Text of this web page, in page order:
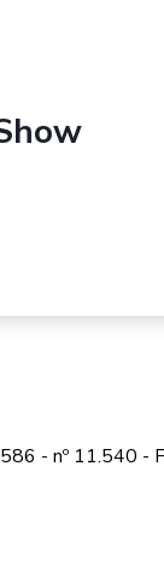
- nº 11.540 -